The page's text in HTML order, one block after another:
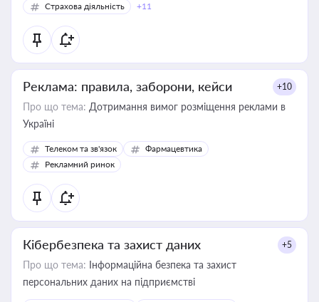
Страхова діяльність
+11
Реклама: правила, заборони, кейси +10
Про що тема: Дотримання вимог розміщення реклами в
Україні
Телеком та зв'язок
Фармацевтика
Рекламний ринок
Кібербезпека та захист даних +5
Про що тема: Інформаційна безпека та захист
персональних даних на підприємстві